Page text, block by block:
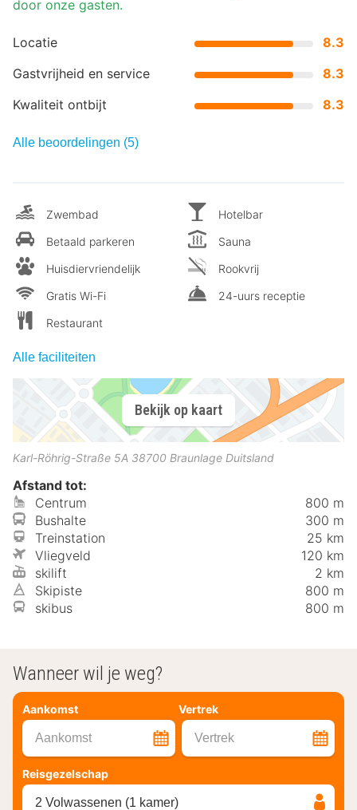
Locatie
8.3
Gastvrijheid en service
8.3
Kwaliteit ontbijt
8.3
door onze gasten.
Alle beoordelingen (5)
Zwembad
Betaald parkeren
Huisdiervriendelijk
Gratis Wi-Fi
Restaurant
Hotelbar
Sauna
Rookvrij
24-uurs receptie
Alle faciliteiten
Bekijk op kaart
Karl-Röhrig-Straße 5A 38700 Braunlage Duitsland
Afstand tot:
Centrum
800 m
Bushalte
300 m
Treinstation
25 km
Vliegveld
120 km
skilift
2 km
Skipiste
800 m
skibus
800 m
Wanneer wil je weg?
Aankomst Vertrek
Aankomst Vertrek
Reisgezelschap
2 Volwassenen (1 kamer)